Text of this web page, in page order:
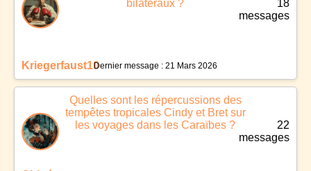
bilatéraux ?
Kriegerfaust10
18
messages
Dernier message : 21 Mars 2026
Quelles sont les répercussions des
tempêtes tropicales Cindy et Bret sur
les voyages dans les Caraïbes ?
22
messages